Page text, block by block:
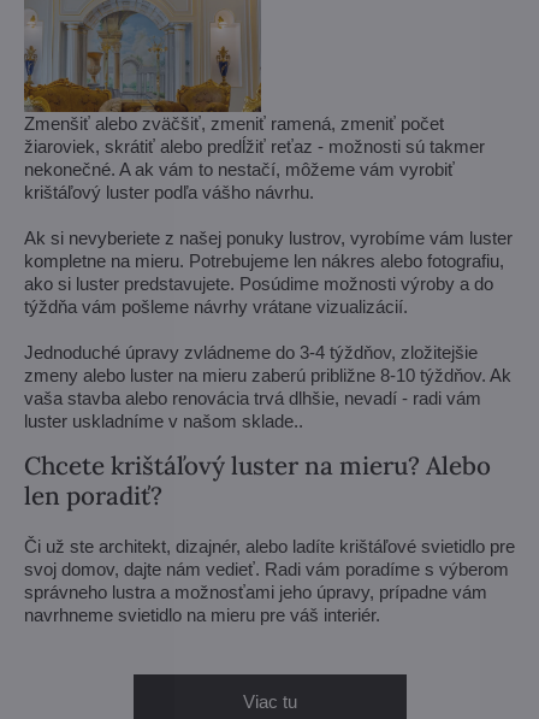
Zmenšiť alebo zväčšiť, zmeniť ramená, zmeniť počet
žiaroviek, skrátiť alebo predĺžiť reťaz - možnosti sú takmer
nekonečné. A ak vám to nestačí, môžeme vám vyrobiť
krištáľový luster podľa vášho návrhu.
Ak si nevyberiete z našej ponuky lustrov, vyrobíme vám luster
kompletne na mieru. Potrebujeme len nákres alebo fotografiu,
ako si luster predstavujete. Posúdime možnosti výroby a do
týždňa vám pošleme návrhy vrátane vizualizácií.
Jednoduché úpravy zvládneme do 3-4 týždňov, zložitejšie
zmeny alebo luster na mieru zaberú približne 8-10 týždňov. Ak
vaša stavba alebo renovácia trvá dlhšie, nevadí - radi vám
luster uskladníme v našom sklade..
Chcete krištáľový luster na mieru? Alebo
len poradiť?
Či už ste architekt, dizajnér, alebo ladíte krištáľové svietidlo pre
svoj domov, dajte nám vedieť. Radi vám poradíme s výberom
správneho lustra a možnosťami jeho úpravy, prípadne vám
navrhneme svietidlo na mieru pre váš interiér.
Viac tu